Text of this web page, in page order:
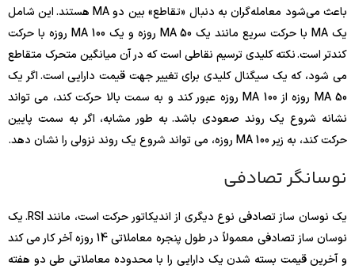
باعث می‌شود معامله‌گران به دنبال «تقاطع» بین دو MA هستند. این شامل
یک MA با حرکت سریع مانند یک MA 50 روزه و یک MA 100 روزه با حرکت
کندتر است. نکته کلیدی ترسیم نقاطی است که در آن میانگین متحرک متقاطع
می شود، که یک سیگنال کلیدی برای تغییر جهت قیمت دارایی است. اگر یک
MA 50 روزه از MA 100 روزه عبور کند و به سمت بالا حرکت کند، می تواند
نشانه شروع یک روند صعودی باشد. به طور مشابه، اگر به سمت پایین
حرکت کند، به زیر MA 100 روزه، می تواند شروع یک روند نزولی را نشان دهد.
نوسانگر تصادفی
یک نوسان ساز تصادفی نوع دیگری از اندیکاتور حرکت است، مانند RSI. یک
نوسان ساز تصادفی معمولاً در طول پنجره معاملاتی 14 روزه آخر کار می کند
و آخرین قیمت بسته شدن یک دارایی را با محدوده معاملاتی طی دو هفته